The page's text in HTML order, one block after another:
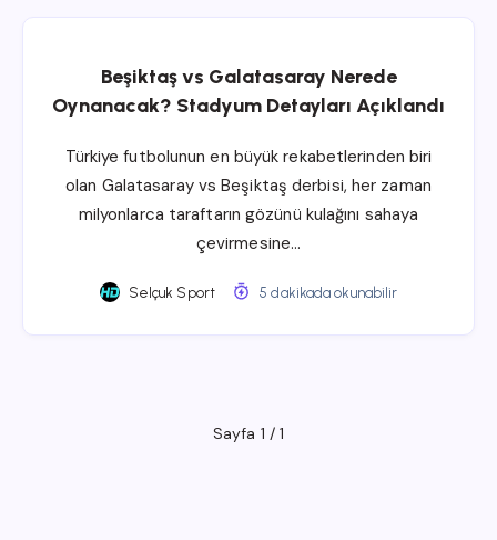
Beşiktaş vs Galatasaray Nerede
Oynanacak? Stadyum Detayları Açıklandı
Türkiye futbolunun en büyük rekabetlerinden biri
olan Galatasaray vs Beşiktaş derbisi, her zaman
milyonlarca taraftarın gözünü kulağını sahaya
çevirmesine…
Selçuk Sport 5 dakikada okunabilir
Sayfa 1 / 1